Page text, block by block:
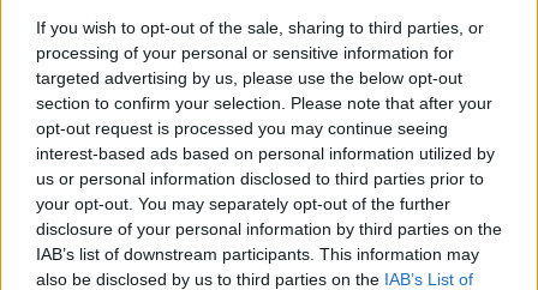
If you wish to opt-out of the sale, sharing to third parties, or
processing of your personal or sensitive information for
targeted advertising by us, please use the below opt-out
section to confirm your selection. Please note that after your
opt-out request is processed you may continue seeing
interest-based ads based on personal information utilized by
us or personal information disclosed to third parties prior to
your opt-out. You may separately opt-out of the further
disclosure of your personal information by third parties on the
IAB’s list of downstream participants. This information may
also be disclosed by us to third parties on the IAB’s List of
KÉZILABDACSAPATA AZ AUDI ETO KC
2025. június. 01. 20:21
Az Odense sem okozott gondot a győri csajoknak.
MEGNYERTE A GYŐR A NŐI KÉZILABDA BL
DÖNTŐJÉT
2024. június. 03. 09:30
A győri csapat 30-24-re verte meg a németeket.
VERESÉGGEL NYITOTTA A BL-T AZ EGIS
KÖRMEND